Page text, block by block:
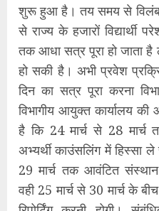
शुरू हुआ है। तय समय से विलंब
से राज्य के हजारों विद्यार्थी
तक आधा सत्र पूरा हो जाता है
हो सकी है। अभी प्रवेश
दिन का सत्र पूरा करना
विभागीय आयुक्त कार्यालय
है कि 24 मार्च से 28 मार्च
अभ्यर्थी काउंसलिंग में हिस्सा
29 मार्च तक आवंटित
वही 25 मार्च से 30 मार्च के